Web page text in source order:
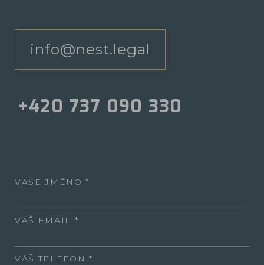
info@nest.legal
+420 737 090 330
VAŠE JMÉNO
VÁŠ EMAIL
VÁŠ TELEFON